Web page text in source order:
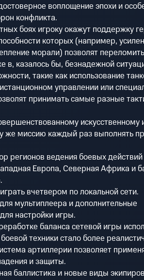
воплощение эпохи и
конфликта.
боях игроку окажут поддержку
которых (например,
морали) позволят
в, казалось бы, безнадежной
такие как использование
управлении или
принимать самые разные
искусственному
же миссию каждый раз выполнять
регионов ведения боевых
Европа, Северная Африка и
вчетвером по локальной сети.
мультиплеера и дополнительные
настройки игры.
баланса сетевой игры
техники стало более
артиллерии позволяет
и защиты.
баллистика и новые виды